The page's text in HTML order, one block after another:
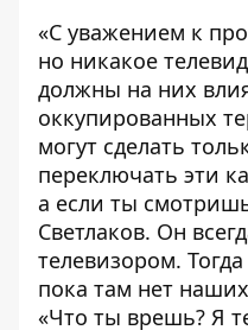
«С уважением к
но никакое
должны на них
оккупированных
могут сделать
переключать эти
а если ты
Светлаков. Он
телевизором.
пока там нет
«Что ты врешь? Я